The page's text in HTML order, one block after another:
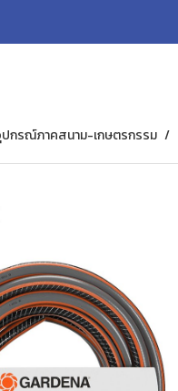
กรณ์ภาคสนาม-เกษตรกรรม